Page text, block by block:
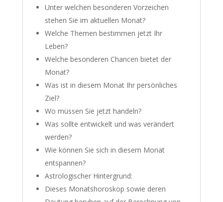
Unter welchen besonderen Vorzeichen
stehen Sie im aktuellen Monat?
Welche Themen bestimmen jetzt Ihr
Leben?
Welche besonderen Chancen bietet der
Monat?
Was ist in diesem Monat Ihr persönliches
Ziel?
Wo müssen Sie jetzt handeln?
Was sollte entwickelt und was verändert
werden?
Wie können Sie sich in diesem Monat
entspannen?
Astrologischer Hintergrund:
Dieses Monatshoroskop sowie deren